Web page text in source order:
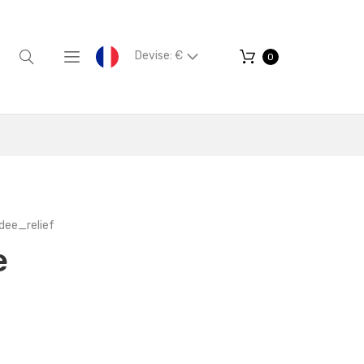
Devise: € 0